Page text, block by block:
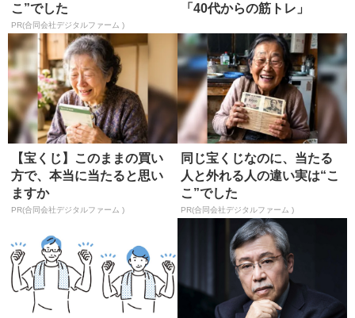
こ”でした
PR(合同会社デジタルファーム )
「40代からの筋トレ」
【宝くじ】このままの買い
方で、本当に当たると思い
ますか
PR(合同会社デジタルファーム )
同じ宝くじなのに、当たる
人と外れる人の違い実は“こ
こ”でした
PR(合同会社デジタルファーム )